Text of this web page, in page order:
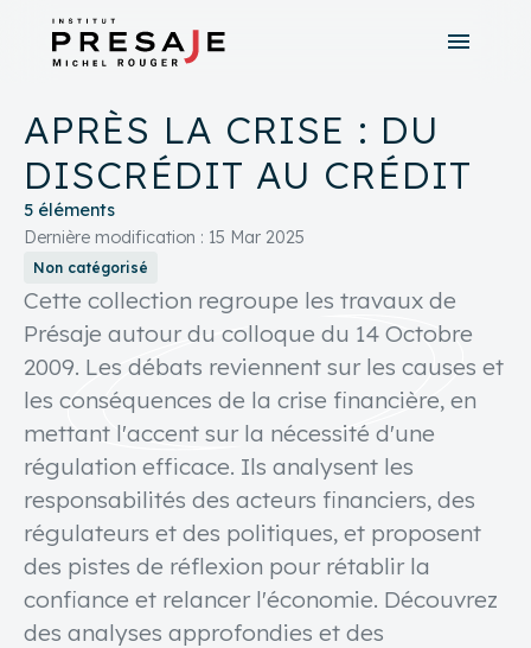
menu
Recherche avancée
APRÈS LA CRISE : DU
DISCRÉDIT AU CRÉDIT
5 éléments
Dernière modification : 15 Mar 2025
Non catégorisé
Cette collection regroupe les travaux de
Présaje autour du colloque du 14 Octobre
2009. Les débats reviennent sur les causes et
les conséquences de la crise financière, en
mettant l'accent sur la nécessité d'une
régulation efficace. Ils analysent les
responsabilités des acteurs financiers, des
régulateurs et des politiques, et proposent
des pistes de réflexion pour rétablir la
confiance et relancer l'économie. Découvrez
des analyses approfondies et des